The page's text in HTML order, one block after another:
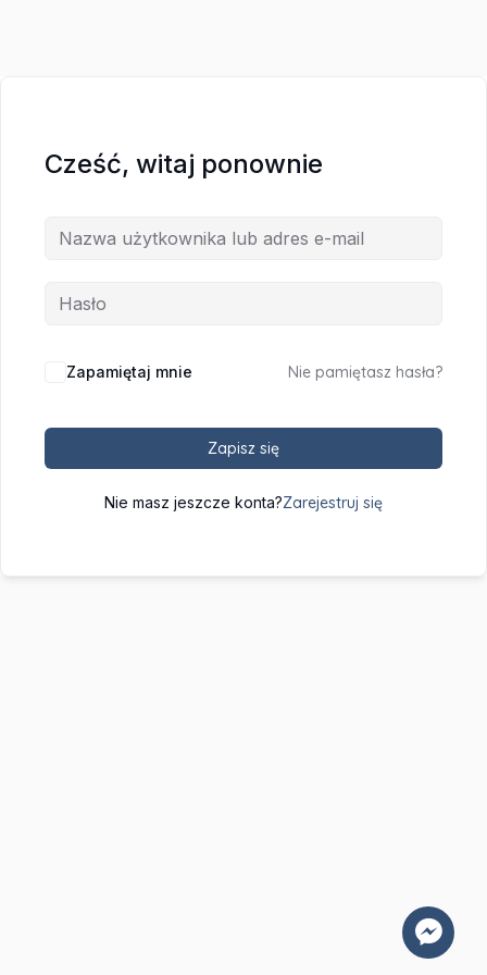
Cześć, witaj ponownie
Zapamiętaj mnie Nie pamiętasz hasła?
Zapisz się
Nie masz jeszcze konta?Zarejestruj się